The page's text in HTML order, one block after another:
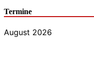
Termine
August 2026